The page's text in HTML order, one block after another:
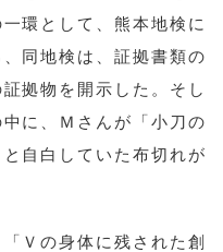
環として、熊本地検に
同地検は、証拠書類の
拠物を開示した。そし
に、Ｍさんが「小刀の
自白していた布切れが
Ｖの身体に残された創